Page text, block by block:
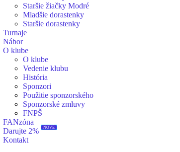
Staršie žiačky Modré
Mladšie dorastenky
Staršie dorastenky
Turnaje
Nábor
O klube
O klube
Vedenie klubu
História
Sponzori
Použitie sponzorského
Sponzorské zmluvy
FNPŠ
FANzóna
Darujte 2%
NOVÉ
Kontakt